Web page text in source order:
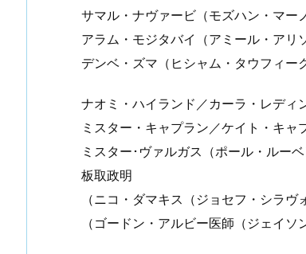
サマル・ナヴァービ（モズハン・マー
アラム・モジタバイ（アミール・アリ
デンベ・ズマ（ヒシャム・タウフィー
ナオミ・ハイランド／カーラ・レディ
ミスター・キャプラン／ケイト・キ
ミスター･ヴァルガス（ポール・ルー
板取政明
（ニコ・ダマキス（ジョセフ・シラヴ
（ゴードン・アルビー医師（ジェイ